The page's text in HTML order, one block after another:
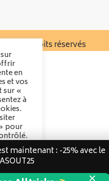
- Tous droits réservés
en
et vos
sur «
à
pour
maintenant : -25% avec le